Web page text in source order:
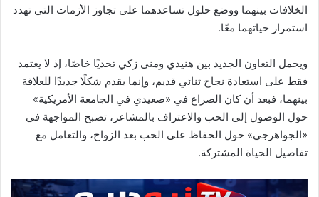
الخلافات بينهما ووضع حلول تساعدهما على تجاوز الأزمات التي تهدد
استمرار حياتهما معًا.
ويحمل التعاون الجديد بين هنيدي ومنى زكي تحديًا خاصًا، إذ لا يعتمد
فقط على استعادة نجاح ثنائي قديم، وإنما يقدم شكلًا جديدًا للعلاقة
بينهما، فبعد أن كان الصراع في «صعيدي في الجامعة الأمريكية»
حول الوصول إلى الحب والاعتراف بالمشاعر، تصبح المواجهة في
«الجواهرجي» حول الحفاظ على الحب بعد الزواج، والتعامل مع
تفاصيل الحياة المشتركة.